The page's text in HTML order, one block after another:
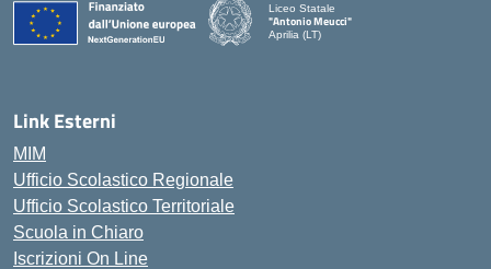
Liceo Statale
"Antonio Meucci"
Aprilia (LT)
Link Esterni
MIM
Ufficio Scolastico Regionale
Ufficio Scolastico Territoriale
Scuola in Chiaro
Iscrizioni On Line